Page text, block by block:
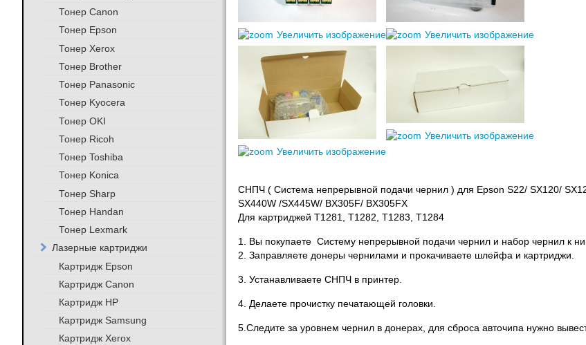
Увеличить изображение Увеличить изображение
Увеличить изображение
Увеличить изображение
СНПЧ ( Система непрерывной подачи чернил ) для Epson S22/ SX120/
SX440W /SX445W/ BX305F/ BX305FX
Для картриджей T1281, T1282, T1283, T1284
1. Вы покупаете Систему непрерывной подачи чернил и набор чернил к
2. Заправляете донеры чернилами и прокачиваете шлейфа и картриджи.
3. Устанавливаете СНПЧ в принтер.
4. Делаете прочистку печатающей головки.
5.Следите за уровнем чернил в донерах, для сброса авточипа нужно
Тонер Canon
Тонер Epson
Тонер Xerox
Тонер Brother
Тонер Panasonic
Тонер Kyocera
Тонер OKI
Тонер Ricoh
Тонер Toshiba
Тонер Konica
Тонер Sharp
Тонер Handan
Тонер Lexmark
Лазерные картриджи
Картридж Epson
Картридж Canon
Картридж HP
Картридж Samsung
Картридж Xerox